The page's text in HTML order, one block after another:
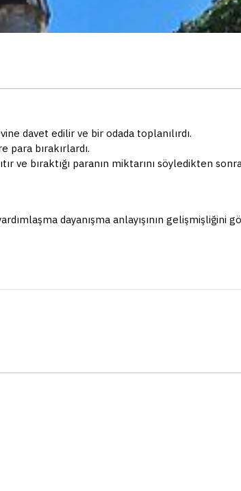
davet edilir ve bir odada toplanılırdı.
bırakırlardı.
bıraktığı paranın miktarını söyledikten
dayanışma anlayışının gelişmişliğini